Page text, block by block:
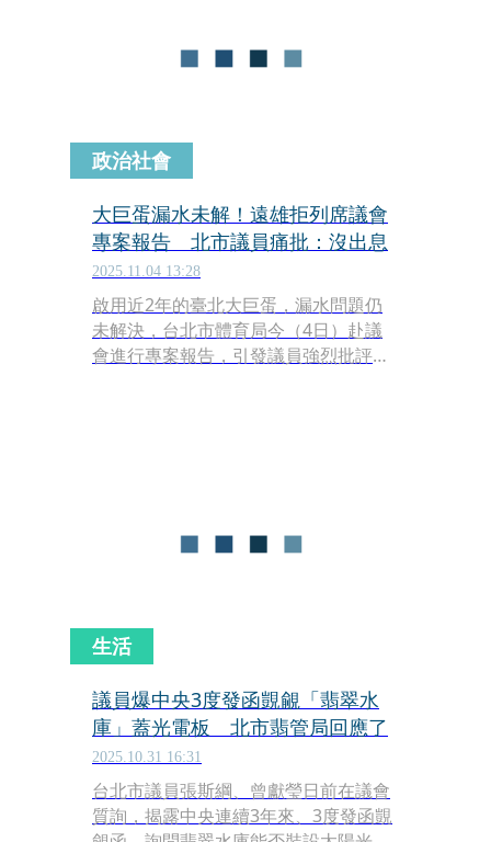
網路長城的一天。
政治社會
大巨蛋漏水未解！遠雄拒列席議會
專案報告 北市議員痛批：沒出息
2025.11.04 13:28
啟用近2年的臺北大巨蛋，漏水問題仍
未解決，台北市體育局今（4日）赴議
會進行專案報告，引發議員強烈批評。
生活
議員爆中央3度發函覬覦「翡翠水
庫」蓋光電板 北市翡管局回應了
2025.10.31 16:31
台北市議員張斯綱、曾獻瑩日前在議會
質詢，揭露中央連續3年來、3度發函覬